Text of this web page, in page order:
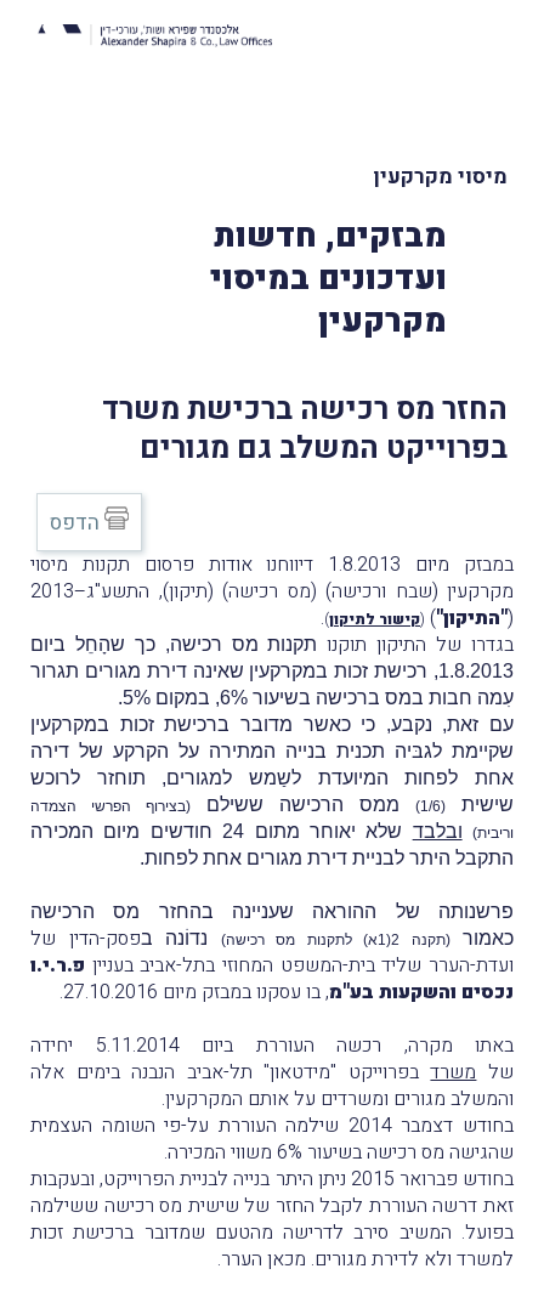
מיסוי מקרקעין
מבזקים, חדשות
ועדכונים במיסוי
מקרקעין
החזר מס רכישה ברכישת משרד
בפרוייקט המשלב גם מגורים
במבזק מיום 1.8.2013 דיווחנו אודות פרסום תקנות מיסוי
מקרקעין (שבח ורכישה) (מס רכישה) (תיקון), התשע"ג–2013
("התיקון")
(קישור לתיקון)
.
בגדרו של התיקון תוקנותקנות מס רכישה, כך שהָחֵל ביום
1.8.2013, רכישת זכות במקרקעין שאינה דירת מגורים תגרור
עִמה חבות במס ברכישה בשיעור 6%, במקום 5%.
עם זאת, נקבע, כי כאשר מדובר ברכישת זכות במקרקעין
שקיימת לגבּיה תכנית בנייה המתירה על הקרקע של דירה
אחת לפחות המיועדת לשַמש למגורים, תוחזר לרוכש
שישית
(1/6) ממס הרכישה ששילם
(בצירוף הפרשי הצמדה
וריבית)
ובלבד
שלא יאוחר מתום 24 חודשים מיום המכירה
התקבל היתר לבניית דירת מגורים אחת לפחות.
פרשנותה של ההוראה שעניינה בהחזר מס הרכישה
כאמור(תקנה 2(1א) לתקנות מס רכישה) נדוֹנה בפסק-הדין של
ועדת-הערר שליד בית-המשפט המחוזי בתל-אביב בעניין פ.ר.י.ו
נכסים והשקעות בע"מ, בו עסקנו במבזק מיום 27.10.2016.
באתו מקרה, רכשה העוררת ביום 5.11.2014 יחידה
שלמשרדבפרוייקט "מידטאון" תל-אביב הנבנה בימים אלה
והמשלב מגורים ומשרדים על אותם המקרקעין.
בחודש דצמבר 2014 שילמה העוררת על-פי השומה העצמית
שהגישה מס רכישה בשיעור 6% משווי המכירה.
בחודש פברואר 2015 ניתן היתר בנייה לבניית הפרוייקט, ובעקבות
זאת דרשה העוררת לקבל החזר של שישית מס רכישה ששילמה
בפועל. המשיב סירב לדרישה מהטעם שמדובר ברכישת זכות
למשרד ולא לדירת מגורים. מכאן הערר.